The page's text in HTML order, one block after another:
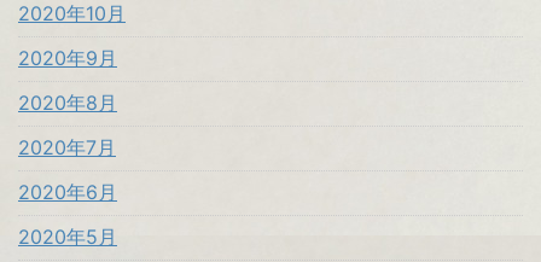
2020年10月
2020年9月
2020年8月
2020年7月
2020年6月
2020年5月